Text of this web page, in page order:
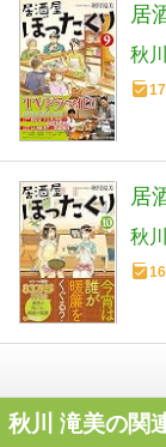
居
秋
居
秋
秋川 滝美の関